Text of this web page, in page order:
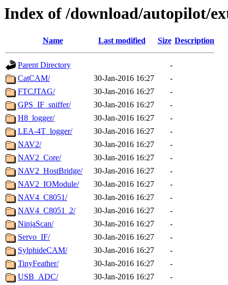
Index of /download/autopilot/
Name Last modified Size Description
Parent Directory
-
CatCAM/
30-Jan-2016 16:27
-
FTCJTAG/
30-Jan-2016 16:27
-
GPS_IF_sniffer/
30-Jan-2016 16:27
-
H8_logger/
30-Jan-2016 16:27
-
LEA-4T_logger/
30-Jan-2016 16:27
-
NAV2/
30-Jan-2016 16:27
-
NAV2_Core/
30-Jan-2016 16:27
-
NAV2_HostBridge/
30-Jan-2016 16:27
-
NAV2_IOModule/
30-Jan-2016 16:27
-
NAV4_C8051/
30-Jan-2016 16:27
-
NAV4_C8051_2/
30-Jan-2016 16:27
-
NinjaScan/
30-Jan-2016 16:27
-
Servo_IF/
30-Jan-2016 16:27
-
SylphideCAM/
30-Jan-2016 16:27
-
TinyFeather/
30-Jan-2016 16:27
-
USB_ADC/
30-Jan-2016 16:27
-